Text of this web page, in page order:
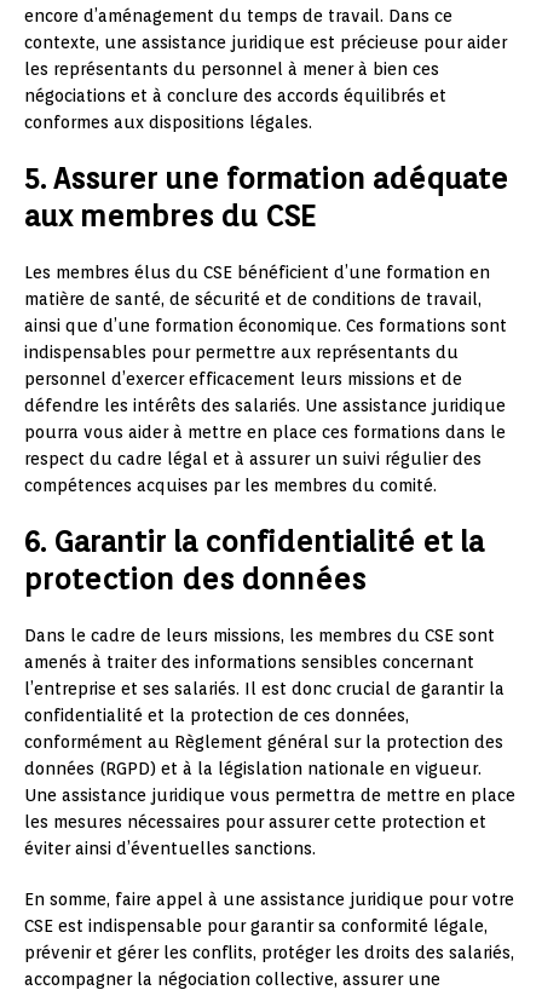
encore d’aménagement du temps de travail. Dans ce
contexte, une assistance juridique est précieuse pour aider
les représentants du personnel à mener à bien ces
négociations et à conclure des accords équilibrés et
conformes aux dispositions légales.
5. Assurer une formation adéquate
aux membres du CSE
Les membres élus du CSE bénéficient d’une formation en
matière de santé, de sécurité et de conditions de travail,
ainsi que d’une formation économique. Ces formations sont
indispensables pour permettre aux représentants du
personnel d’exercer efficacement leurs missions et de
défendre les intérêts des salariés. Une assistance juridique
pourra vous aider à mettre en place ces formations dans le
respect du cadre légal et à assurer un suivi régulier des
compétences acquises par les membres du comité.
6. Garantir la confidentialité et la
protection des données
Dans le cadre de leurs missions, les membres du CSE sont
amenés à traiter des informations sensibles concernant
l’entreprise et ses salariés. Il est donc crucial de garantir la
confidentialité et la protection de ces données,
conformément au Règlement général sur la protection des
données (RGPD) et à la législation nationale en vigueur.
Une assistance juridique vous permettra de mettre en place
les mesures nécessaires pour assurer cette protection et
éviter ainsi d’éventuelles sanctions.
En somme, faire appel à une assistance juridique pour votre
CSE est indispensable pour garantir sa conformité légale,
prévenir et gérer les conflits, protéger les droits des salariés,
accompagner la négociation collective, assurer une